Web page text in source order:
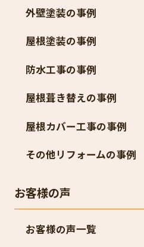
外壁塗装の事例
屋根塗装の事例
防水工事の事例
屋根葺き替えの事例
屋根カバー工事の事例
その他リフォームの事例
お客様の声
お客様の声一覧